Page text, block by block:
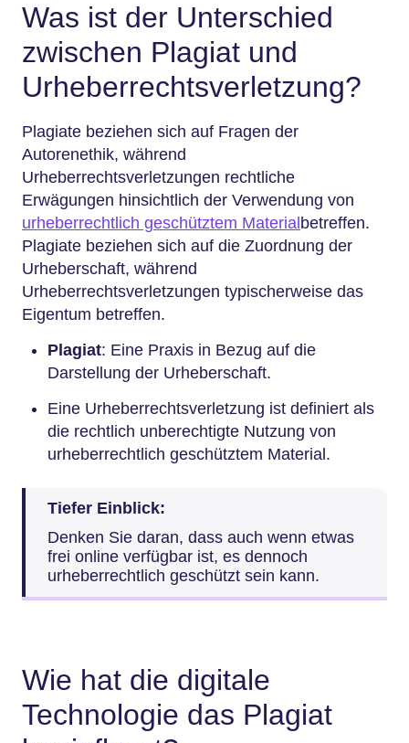
Was ist der Unterschied
zwischen Plagiat und
Urheberrechtsverletzung?
Plagiate beziehen sich auf Fragen der
Autorenethik, während
Urheberrechtsverletzungen rechtliche
Erwägungen hinsichtlich der Verwendung von
urheberrechtlich geschütztem Materialbetreffen.
Plagiate beziehen sich auf die Zuordnung der
Urheberschaft, während
Urheberrechtsverletzungen typischerweise das
Eigentum betreffen.
Plagiat: Eine Praxis in Bezug auf die
Darstellung der Urheberschaft.
Eine Urheberrechtsverletzung ist definiert als
die rechtlich unberechtigte Nutzung von
urheberrechtlich geschütztem Material.
Tiefer Einblick:
Denken Sie daran, dass auch wenn etwas
frei online verfügbar ist, es dennoch
urheberrechtlich geschützt sein kann.
Wie hat die digitale
Technologie das Plagiat